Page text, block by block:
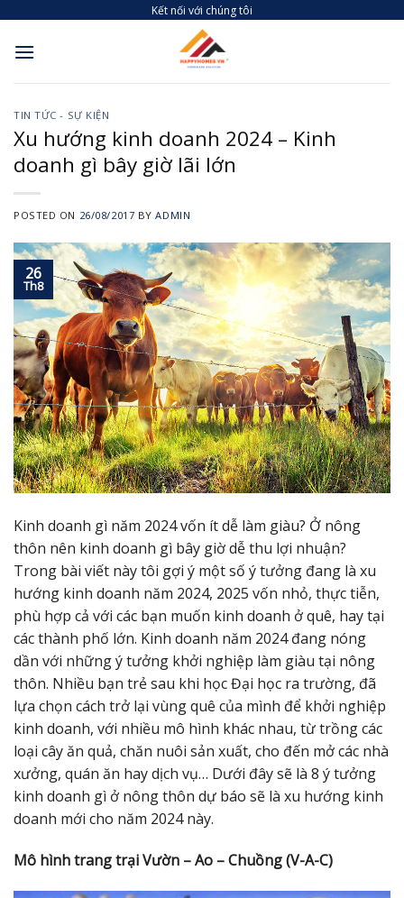
content
Kết nối với chúng tôi
TIN TỨC - SỰ KIỆN
Xu hướng kinh doanh 2024 – Kinh
doanh gì bây giờ lãi lớn
POSTED ON 26/08/2017 BYADMIN
26
Th8
Kinh doanh gì năm 2024 vốn ít dễ làm giàu? Ở nông
thôn nên kinh doanh gì bây giờ dễ thu lợi nhuận?
Trong bài viết này tôi gợi ý một số ý tưởng đang là xu
hướng kinh doanh năm 2024, 2025 vốn nhỏ, thực tiễn,
phù hợp cả với các bạn muốn kinh doanh ở quê, hay tại
các thành phố lớn. Kinh doanh năm 2024 đang nóng
dần với những ý tưởng khởi nghiệp làm giàu tại nông
thôn. Nhiều bạn trẻ sau khi học Đại học ra trường, đã
lựa chọn cách trở lại vùng quê của mình để khởi nghiệp
kinh doanh, với nhiều mô hình khác nhau, từ trồng các
loại cây ăn quả, chăn nuôi sản xuất, cho đến mở các nhà
xưởng, quán ăn hay dịch vụ… Dưới đây sẽ là 8 ý tưởng
kinh doanh gì ở nông thôn dự báo sẽ là xu hướng kinh
doanh mới cho năm 2024 này.
Mô hình trang trại Vườn – Ao – Chuồng (V-A-C)